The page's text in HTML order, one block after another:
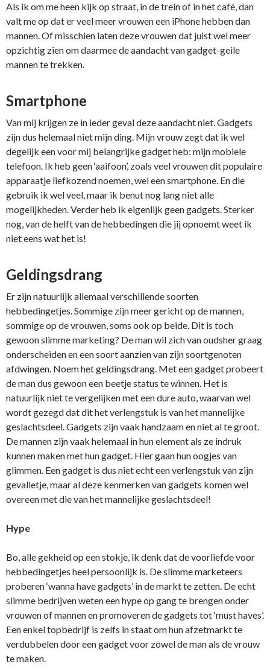
Als ik om me heen kijk op straat, in de trein of in het café, dan
valt me op dat er veel meer vrouwen een iPhone hebben dan
mannen. Of misschien laten deze vrouwen dat juist wel meer
opzichtig zien om daarmee de aandacht van gadget-geile
mannen te trekken.
Smartphone
Van mij krijgen ze in ieder geval deze aandacht niet. Gadgets
zijn dus helemaal niet mijn ding. Mijn vrouw zegt dat ik wel
degelijk een voor mij belangrijke gadget heb: mijn mobiele
telefoon. Ik heb geen ‘aaifoon’, zoals veel vrouwen dit populaire
apparaatje liefkozend noemen, wel een smartphone. En die
gebruik ik wel veel, maar ik benut nog lang niet alle
mogelijkheden. Verder heb ik eigenlijk geen gadgets. Sterker
nog, van de helft van de hebbedingen die jij opnoemt weet ik
niet eens wat het is!
Geldingsdrang
Er zijn natuurlijk allemaal verschillende soorten
hebbedingetjes. Sommige zijn meer gericht op de mannen,
sommige op de vrouwen, soms ook op beide. Dit is toch
gewoon slimme marketing? De man wil zich van oudsher graag
onderscheiden en een soort aanzien van zijn soortgenoten
afdwingen. Noem het geldingsdrang. Met een gadget probeert
de man dus gewoon een beetje status te winnen. Het is
natuurlijk niet te vergelijken met een dure auto, waarvan wel
wordt gezegd dat dit het verlengstuk is van het mannelijke
geslachtsdeel. Gadgets zijn vaak handzaam en niet al te groot.
De mannen zijn vaak helemaal in hun element als ze indruk
kunnen maken met hun gadget. Hier gaan hun oogjes van
glimmen. Een gadget is dus niet echt een verlengstuk van zijn
gevalletje, maar al deze kenmerken van gadgets komen wel
overeen met die van het mannelijke geslachtsdeel!
Hype
Bo, alle gekheid op een stokje, ik denk dat de voorliefde voor
hebbedingetjes heel persoonlijk is. De slimme marketeers
proberen ‘wanna have gadgets’ in de markt te zetten. De echt
slimme bedrijven weten een hype op gang te brengen onder
vrouwen of mannen en promoveren de gadgets tot ‘must haves’.
Een enkel topbedrijf is zelfs in staat om hun afzetmarkt te
verdubbelen door een gadget voor zowel de man als de vrouw
te maken.